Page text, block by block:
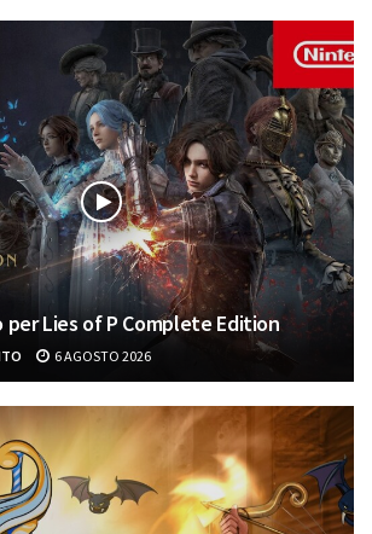
per Lies of P Complete Edition
6 AGOSTO 2026